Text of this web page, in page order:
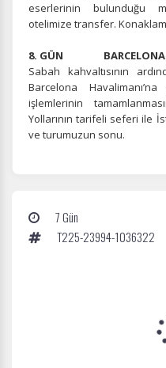
eserlerinin bulunduğu
otelimize transfer.
8. GÜN BARCELONA
Sabah kahvaltısının
Barcelona
işlemlerinin
Yollarının tarifeli seferi ile
ve turumuzun sonu.
7 Gün
T225-23994-1036322